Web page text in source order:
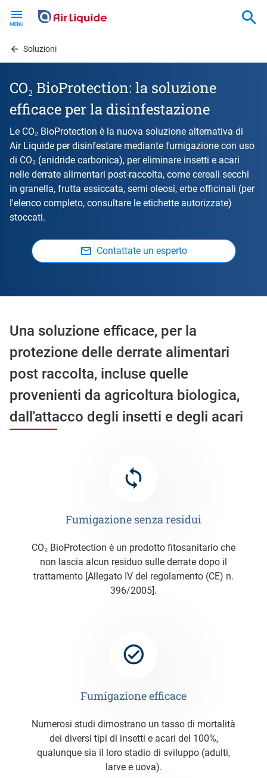
contentSoluzioni
CO₂ BioProtection: la soluzione
efficace per la disinfestazione
Le CO₂ BioProtection è la nuova soluzione alternativa di
Air Liquide per disinfestare mediante fumigazione con uso
di CO₂ (anidride carbonica), per eliminare insetti e acari
nelle derrate alimentari post-raccolta, come cereali secchi
in granella, frutta essiccata, semi oleosi, erbe officinali (per
l'elenco completo, consultare le etichette autorizzate)
stoccati.
Contattate un esperto
Una soluzione efficace, per la
protezione delle derrate alimentari
post raccolta, incluse quelle
provenienti da agricoltura biologica,
dall'attacco degli insetti e degli acari
Fumigazione senza residui
CO₂ BioProtection è un prodotto fitosanitario che
non lascia alcun residuo sulle derrate dopo il
trattamento [Allegato IV del regolamento (CE) n.
396/2005].
Fumigazione efficace
Numerosi studi dimostrano un tasso di mortalità
dei diversi tipi di insetti e acari del 100%,
qualunque sia il loro stadio di sviluppo (adulti,
larve e uova).